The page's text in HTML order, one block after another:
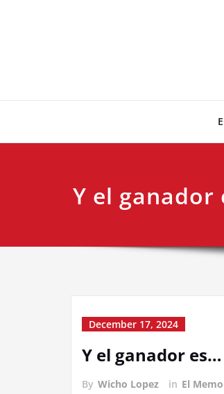
Y el ganador
December 17, 2024
Y el ganador es…
By Wicho Lopez in El